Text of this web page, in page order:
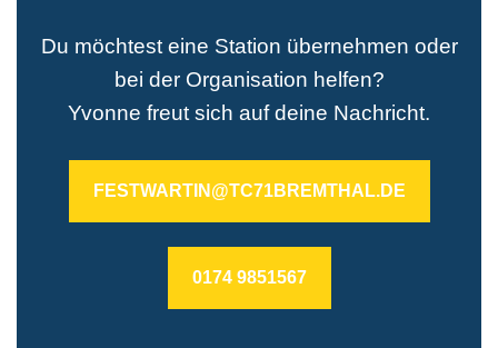
Du möchtest eine Station übernehmen oder
bei der Organisation helfen?
Yvonne freut sich auf deine Nachricht.
FESTWARTIN@TC71BREMTHAL.DE
0174 9851567